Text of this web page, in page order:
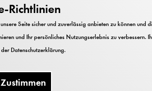
Richtlinien
Seite sicher und zuverlässig anbieten zu können und
und Ihr persönliches Nutzungserlebnis zu verbessern.
derDatenschutzerklärung.
Zustimmen